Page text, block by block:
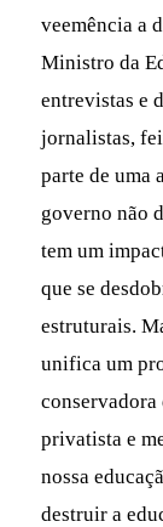
veemência a
Ministro da
entrevistas e
jornalistas,
parte de uma
governo não
tem um
que se
estruturais.
unifica um
conservadora
privatista e
nossa
destruir a